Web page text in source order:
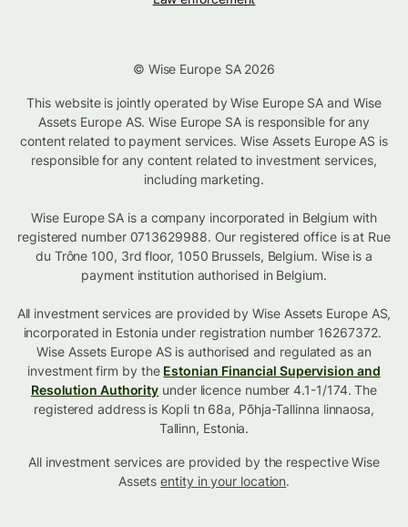
© Wise Europe SA 2026
This website is jointly operated by Wise Europe SA and Wise
Assets Europe AS. Wise Europe SA is responsible for any
content related to payment services. Wise Assets Europe AS is
responsible for any content related to investment services,
including marketing.
Wise Europe SA is a company incorporated in Belgium with
registered number 0713629988. Our registered office is at Rue
du Trône 100, 3rd floor, 1050 Brussels, Belgium. Wise is a
payment institution authorised in Belgium.
All investment services are provided by Wise Assets Europe AS,
incorporated in Estonia under registration number 16267372.
Wise Assets Europe AS is authorised and regulated as an
investment firm by the Estonian Financial Supervision and
Resolution Authority under licence number 4.1-1/174. The
registered address is Kopli tn 68a, Põhja-Tallinna linnaosa,
Tallinn, Estonia.
All investment services are provided by the respective Wise
Assetsentity in your location.